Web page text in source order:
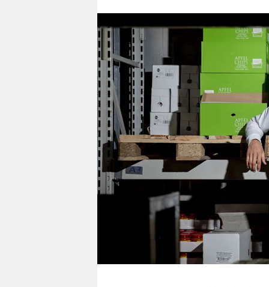
nord
wahrheit
verlag
verlag
veranstaltungen
shop
fragen & hilfe
unterstützen
genossenschaft